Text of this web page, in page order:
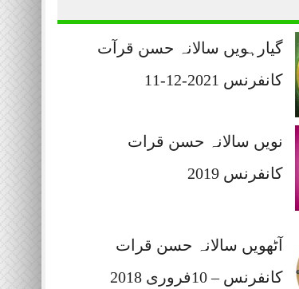
گیارہویں سالانہ حسن قرآت
کانفرنس 2021-12-11
نویں سالانہ حسن قرات
کانفرنس 2019
آٹھویں سالانہ حسن قرات
کانفرنس – 10فروری 2018